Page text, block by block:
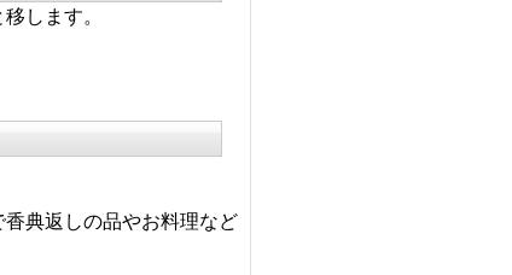
します。
典返しの品やお料理など